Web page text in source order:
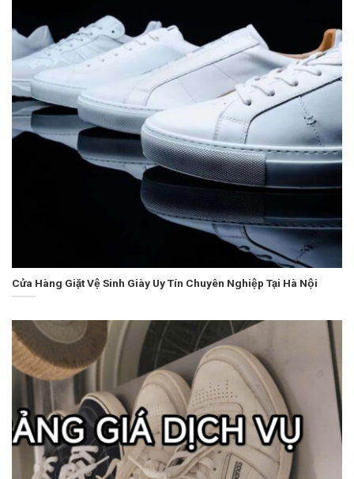
Cửa Hàng Giặt Vệ Sinh Giày Uy Tín Chuyên Nghiệp Tại Hà Nội